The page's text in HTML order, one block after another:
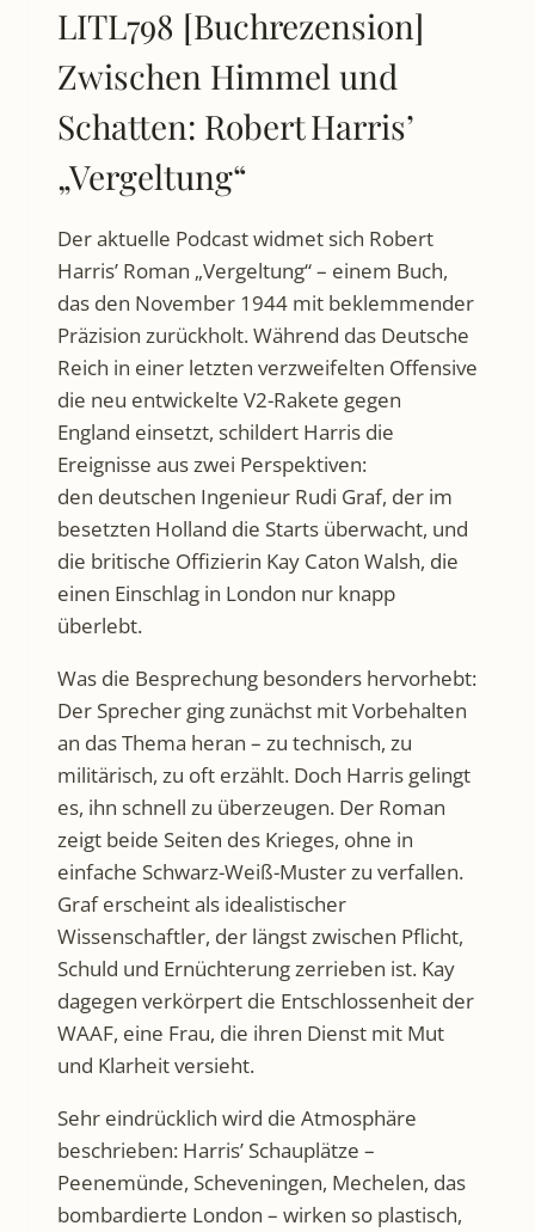
LITL798 [Buchrezension]
Zwischen Himmel und
Schatten: Robert Harris’
„Vergeltung“
Der aktuelle Podcast widmet sich Robert
Harris’ Roman „Vergeltung“ – einem Buch,
das den November 1944 mit beklemmender
Präzision zurückholt. Während das Deutsche
Reich in einer letzten verzweifelten Offensive
die neu entwickelte V2-Rakete gegen
England einsetzt, schildert Harris die
Ereignisse aus zwei Perspektiven:
den deutschen Ingenieur Rudi Graf, der im
besetzten Holland die Starts überwacht, und
die britische Offizierin Kay Caton Walsh, die
einen Einschlag in London nur knapp
überlebt.
Was die Besprechung besonders hervorhebt:
Der Sprecher ging zunächst mit Vorbehalten
an das Thema heran – zu technisch, zu
militärisch, zu oft erzählt. Doch Harris gelingt
es, ihn schnell zu überzeugen. Der Roman
zeigt beide Seiten des Krieges, ohne in
einfache Schwarz-Weiß-Muster zu verfallen.
Graf erscheint als idealistischer
Wissenschaftler, der längst zwischen Pflicht,
Schuld und Ernüchterung zerrieben ist. Kay
dagegen verkörpert die Entschlossenheit der
WAAF, eine Frau, die ihren Dienst mit Mut
und Klarheit versieht.
Sehr eindrücklich wird die Atmosphäre
beschrieben: Harris’ Schauplätze –
Peenemünde, Scheveningen, Mechelen, das
bombardierte London – wirken so plastisch,